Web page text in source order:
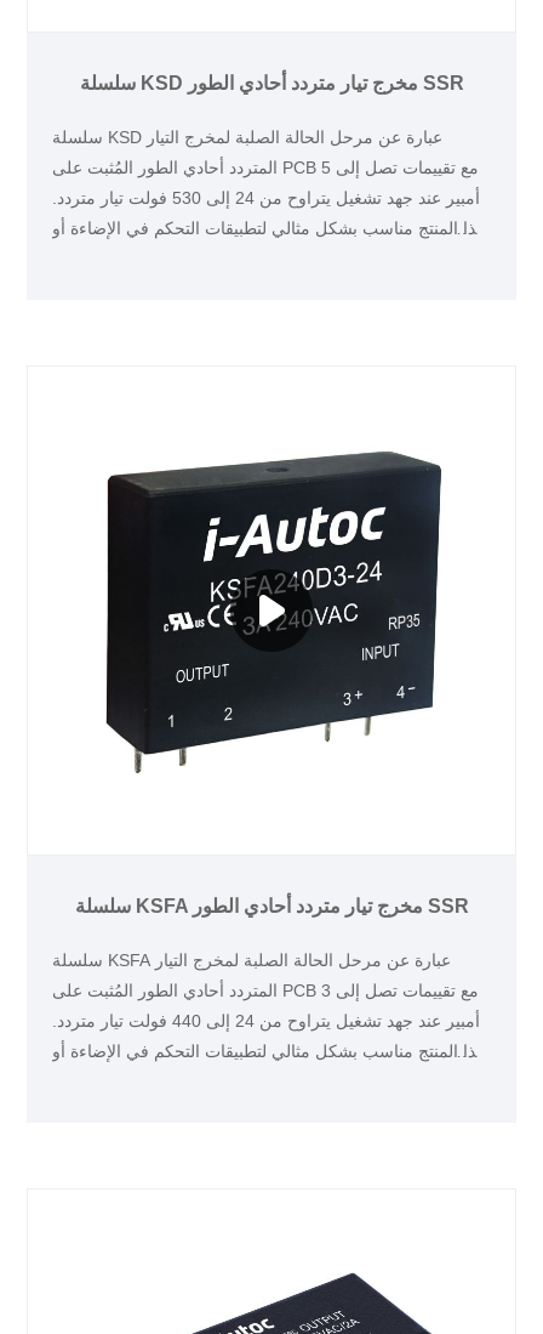
سلسلة KSD مخرج تيار متردد أحادي الطور SSR
سلسلة KSD عبارة عن مرحل الحالة الصلبة لمخرج التيار
المتردد أحادي الطور المُثبت على PCB مع تقييمات تصل إلى 5
أمبير عند جهد تشغيل يتراوح من 24 إلى 530 فولت تيار متردد.
هذا المنتج مناسب بشكل مثالي لتطبيقات التحكم في الإضاءة أو
سلسلة KSFA مخرج تيار متردد أحادي الطور SSR
سلسلة KSFA عبارة عن مرحل الحالة الصلبة لمخرج التيار
المتردد أحادي الطور المُثبت على PCB مع تقييمات تصل إلى 3
أمبير عند جهد تشغيل يتراوح من 24 إلى 440 فولت تيار متردد.
هذا المنتج مناسب بشكل مثالي لتطبيقات التحكم في الإضاءة أو